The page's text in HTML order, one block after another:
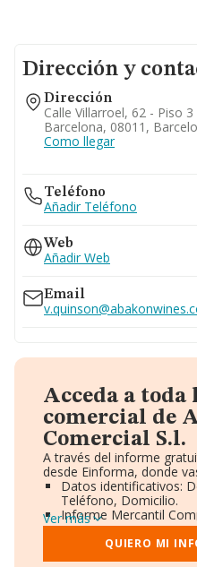
Dirección y
Dirección
Calle Villarroel, 62 - Piso 3
Barcelona, 08011,
Como llegar
Teléfono
Añadir Teléfono
Web
Añadir Web
Email
Acceda a
comercial de
Comercial S.l.
A través del informe
desde Einforma, donde
Datos identificativos:
Teléfono, Domicilio.
Informe Mercantil
Gráficos de Evolución
Consejo de
Directivos y Ejecutivos.
Ver más
QUIERO MI